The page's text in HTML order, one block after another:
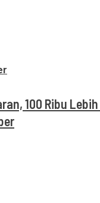
100 Ribu